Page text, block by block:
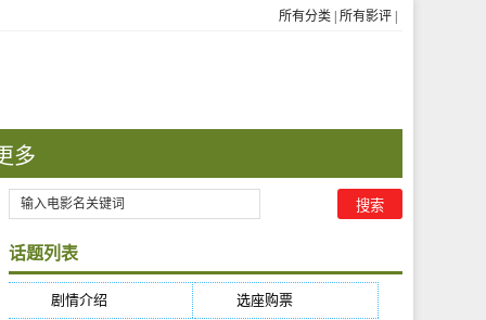
所有分类 所有影评
多
话题列表
剧情介绍 选座购票(5384)